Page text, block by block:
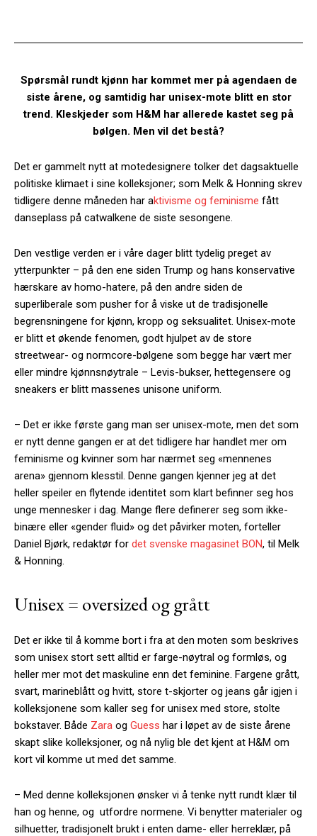
Spørsmål rundt kjønn har kommet mer på agendaen de
siste årene, og samtidig har unisex-mote blitt en stor
trend. Kleskjeder som H&M har allerede kastet seg på
bølgen. Men vil det bestå?
Det er gammelt nytt at motedesignere tolker det dagsaktuelle
politiske klimaet i sine kolleksjoner; som Melk & Honning skrev
tidligere denne måneden har aktivisme og feminisme fått
danseplass på catwalkene de siste sesongene.
Den vestlige verden er i våre dager blitt tydelig preget av
ytterpunkter – på den ene siden Trump og hans konservative
hærskare av homo-hatere, på den andre siden de
superliberale som pusher for å viske ut de tradisjonelle
begrensningene for kjønn, kropp og seksualitet. Unisex-mote
er blitt et økende fenomen, godt hjulpet av de store
streetwear- og normcore-bølgene som begge har vært mer
eller mindre kjønnsnøytrale – Levis-bukser, hettegensere og
sneakers er blitt massenes unisone uniform.
– Det er ikke første gang man ser unisex-mote, men det som
er nytt denne gangen er at det tidligere har handlet mer om
feminisme og kvinner som har nærmet seg «mennenes
arena» gjennom klesstil. Denne gangen kjenner jeg at det
heller speiler en flytende identitet som klart befinner seg hos
unge mennesker i dag. Mange flere definerer seg som ikke-
binære eller «gender fluid» og det påvirker moten, forteller
Daniel Bjørk, redaktør for det svenske magasinet BON, til Melk
& Honning.
Unisex = oversized og grått
Det er ikke til å komme bort i fra at den moten som beskrives
som unisex stort sett alltid er farge-nøytral og formløs, og
heller mer mot det maskuline enn det feminine. Fargene grått,
svart, marineblått og hvitt, store t-skjorter og jeans går igjen i
kolleksjonene som kaller seg for unisex med store, stolte
bokstaver. Både Zara og Guess har i løpet av de siste årene
skapt slike kolleksjoner, og nå nylig ble det kjent at H&M om
kort vil komme ut med det samme.
– Med denne kolleksjonen ønsker vi å tenke nytt rundt klær til
han og henne, og utfordre normene. Vi benytter materialer og
silhuetter, tradisjonelt brukt i enten dame- eller herreklær, på